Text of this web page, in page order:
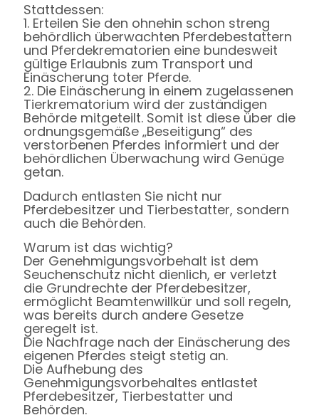
Stattdessen:
1. Erteilen Sie den ohnehin schon streng
behördlich überwachten Pferdebestattern
und Pferdekrematorien eine bundesweit
gültige Erlaubnis zum Transport und
Einäscherung toter Pferde.
2. Die Einäscherung in einem zugelassenen
Tierkrematorium wird der zuständigen
Behörde mitgeteilt. Somit ist diese über die
ordnungsgemäße „Beseitigung“ des
verstorbenen Pferdes informiert und der
behördlichen Überwachung wird Genüge
getan.
Dadurch entlasten Sie nicht nur
Pferdebesitzer und Tierbestatter, sondern
auch die Behörden.
Warum ist das wichtig?
Der Genehmigungsvorbehalt ist dem
Seuchenschutz nicht dienlich, er verletzt
die Grundrechte der Pferdebesitzer,
ermöglicht Beamtenwillkür und soll regeln,
was bereits durch andere Gesetze
geregelt ist.
Die Nachfrage nach der Einäscherung des
eigenen Pferdes steigt stetig an.
Die Aufhebung des
Genehmigungsvorbehaltes entlastet
Pferdebesitzer, Tierbestatter und
Behörden.